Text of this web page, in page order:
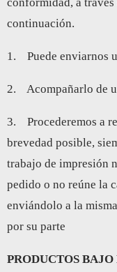
continuación.
1. Puede enviarnos
2. Acompañarlo de
3. Procederemos a
brevedad posible,
trabajo de impresión
pedido o no reúne la
enviándolo a la
por su parte
PRODUCTOS